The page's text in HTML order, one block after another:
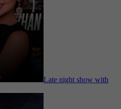
Late night show with